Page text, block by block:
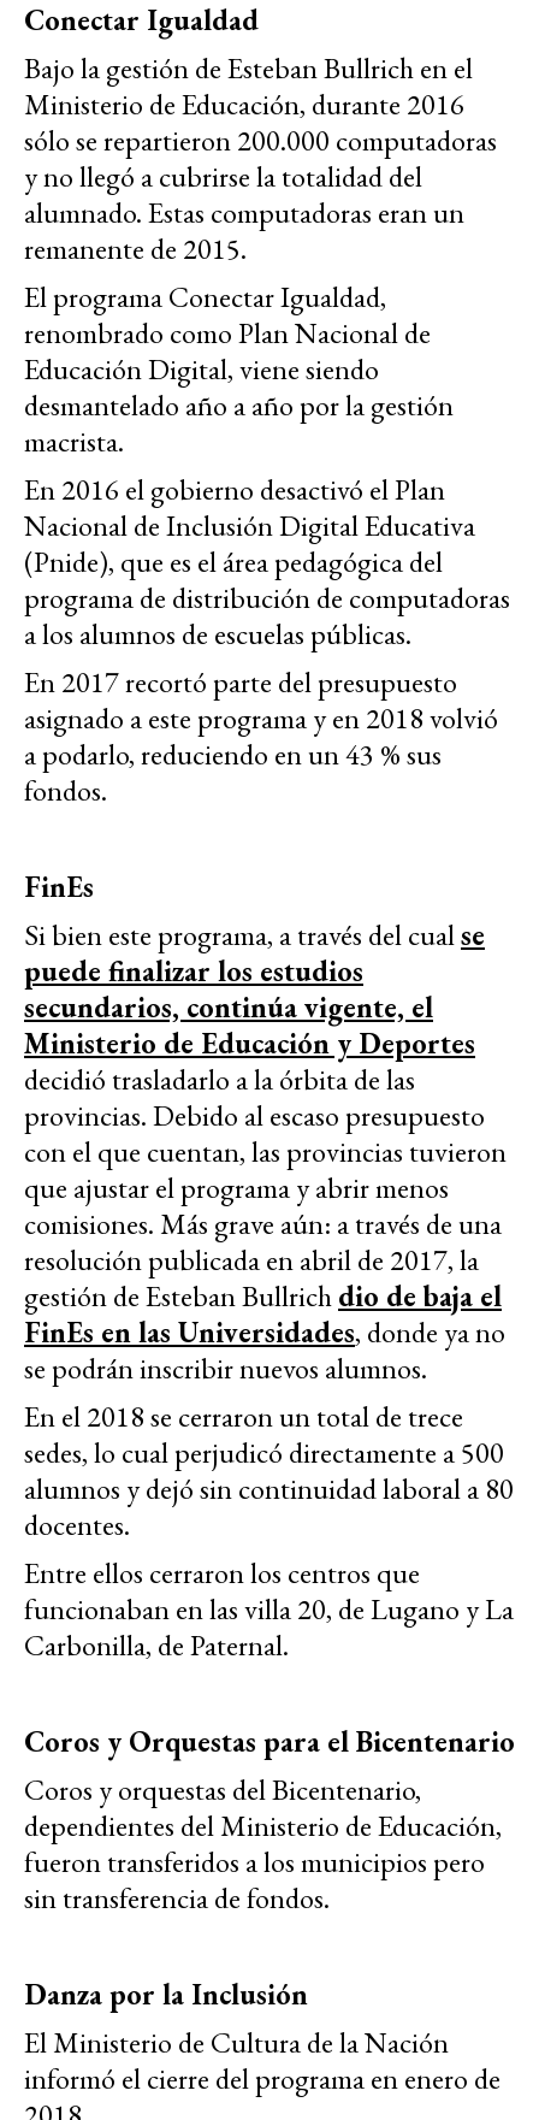
Conectar Igualdad
Bajo la gestión de Esteban Bullrich en el
Ministerio de Educación, durante 2016
sólo se repartieron 200.000 computadoras
y no llegó a cubrirse la totalidad del
alumnado. Estas computadoras eran un
remanente de 2015.
El programa Conectar Igualdad,
renombrado como Plan Nacional de
Educación Digital, viene siendo
desmantelado año a año por la gestión
macrista.
En 2016 el gobierno desactivó el Plan
Nacional de Inclusión Digital Educativa
(Pnide), que es el área pedagógica del
programa de distribución de computadoras
a los alumnos de escuelas públicas.
En 2017 recortó parte del presupuesto
asignado a este programa y en 2018 volvió
a podarlo, reduciendo en un 43 % sus
fondos.
FinEs
Si bien este programa, a través del cualse
puede finalizar los estudios
secundarios, continúa vigente, el
Ministerio de Educación y Deportes
decidió trasladarlo a la órbita de las
provincias. Debido al escaso presupuesto
con el que cuentan, las provincias tuvieron
que ajustar el programa y abrir menos
comisiones. Más grave aún: a través de una
resolución publicada en abril de 2017, la
gestión de Esteban Bullrichdio de baja el
FinEs en las Universidades, donde ya no
se podrán inscribir nuevos alumnos.
En el 2018 se cerraron un total de trece
sedes, lo cual perjudicó directamente a 500
alumnos y dejó sin continuidad laboral a 80
docentes.
Entre ellos cerraron los centros que
funcionaban en las villa 20, de Lugano y La
Carbonilla, de Paternal.
Coros y Orquestas para el Bicentenario
Coros y orquestas del Bicentenario,
dependientes del Ministerio de Educación,
fueron transferidos a los municipios pero
sin transferencia de fondos.
Danza por la Inclusión
El Ministerio de Cultura de la Nación
informó el cierre del programa en enero de